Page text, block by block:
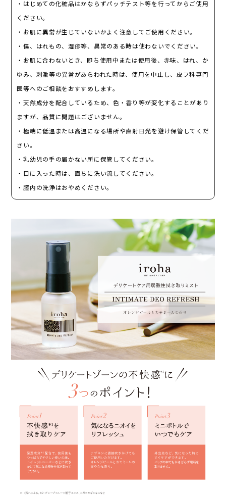
・はじめての​化粧品はかならずパッチテスト等を​行ってから​ご使用
ください。
・お肌に​異常が​生じていないか​よく​注意して​ご使用ください。
・傷、​はれもの、​湿疹等、​異常の​ある​時は​使わないでください。
・お肌に​合わない​とき、​即ち使用中または​使用後、​赤味、​はれ、​か
ゆみ、​刺激等の​異常が​あらわれた​時は、​使用を​中止し、​皮フ科専門
医等への​ご相談を​おすすめします。
・天然成分を​配合している​ため、​色・香り等が​変化する​ことがあり
ますが、​品質に​問題は​ございません。
・極端に​低温または​高温に​なる​場所や​直射日光を​避け保管してくだ
さい。
・乳幼児の​手の​届かない​所に​保管してください。
・目に​入った​時は、​直ちに​洗い流してください。
・膣内の​洗浄は​おやめください。